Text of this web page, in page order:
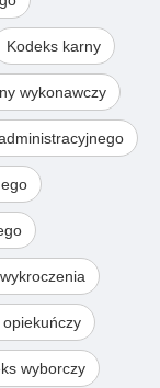
Kodeks karny
wykonawczy
wyborczy